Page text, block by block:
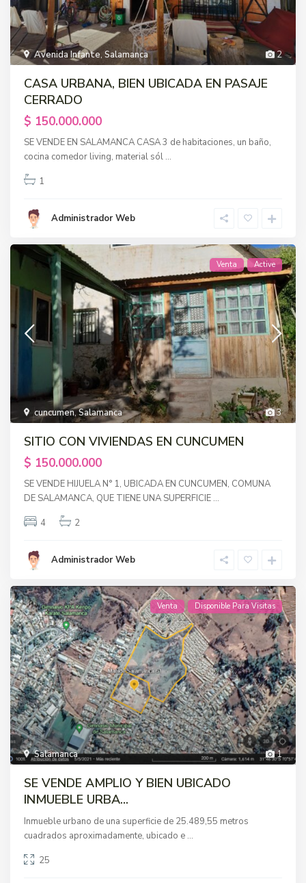
2
Avenida Infante,Salamanca
CASA URBANA, BIEN UBICADA EN PASAJE
CERRADO
$ 150.000.000
SE VENDE EN SALAMANCA CASA 3 de habitaciones, un baño,
cocina comedor living, material sól ...
1
Administrador Web
3
cuncumen,Salamanca
Venta Active
SITIO CON VIVIENDAS EN CUNCUMEN
$ 150.000.000
SE VENDE HIJUELA N° 1, UBICADA EN CUNCUMEN, COMUNA
DE SALAMANCA, QUE TIENE UNA SUPERFICIE ...
4
2
Administrador Web
1
Salamanca
Venta Disponible Para Visitas
SE VENDE AMPLIO Y BIEN UBICADO
INMUEBLE URBA...
Inmueble urbano de una superficie de 25.489,55 metros
cuadrados aproximadamente, ubicado e ...
25